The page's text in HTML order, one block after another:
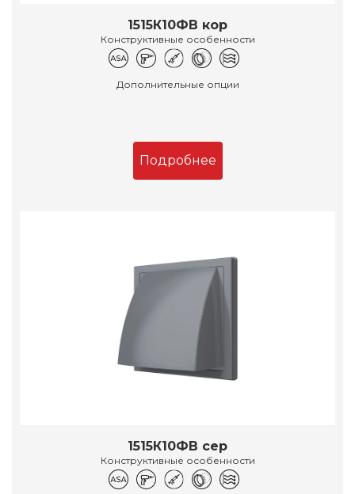
1515К10ФВ кор
Конструктивные особенности
Дополнительные опции
Подробнее
1515К10ФВ сер
Конструктивные особенности